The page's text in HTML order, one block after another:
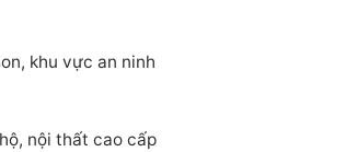
khu vực an ninh
nội thất cao cấp